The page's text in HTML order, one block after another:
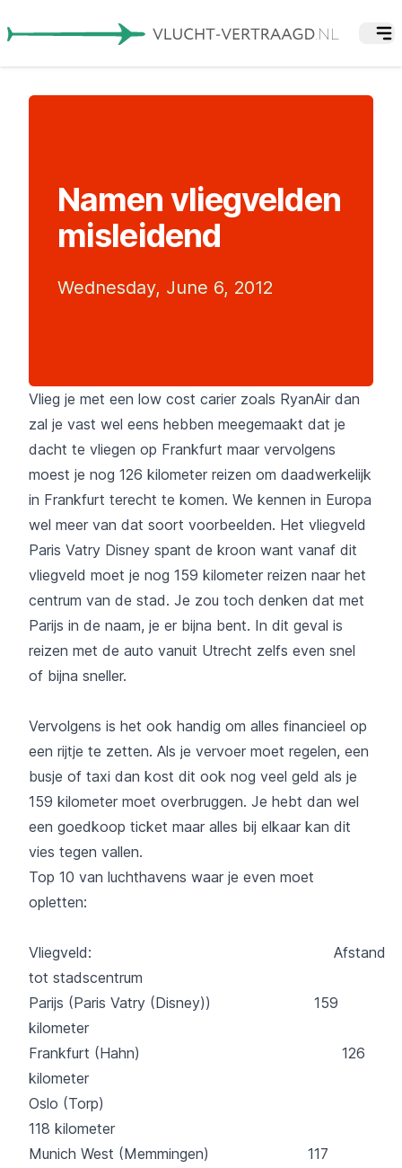
Namen vliegvelden
misleidend
Wednesday, June 6, 2012
Vlieg je met een low cost carier zoals RyanAir dan
zal je vast wel eens hebben meegemaakt dat je
dacht te vliegen op Frankfurt maar vervolgens
moest je nog 126 kilometer reizen om daadwerkelijk
in Frankfurt terecht te komen. We kennen in Europa
wel meer van dat soort voorbeelden. Het vliegveld
Paris Vatry Disney spant de kroon want vanaf dit
vliegveld moet je nog 159 kilometer reizen naar het
centrum van de stad. Je zou toch denken dat met
Parijs in de naam, je er bijna bent. In dit geval is
reizen met de auto vanuit Utrecht zelfs even snel
of bijna sneller.
Vervolgens is het ook handig om alles financieel op
een rijtje te zetten. Als je vervoer moet regelen, een
busje of taxi dan kost dit ook nog veel geld als je
159 kilometer moet overbruggen. Je hebt dan wel
een goedkoop ticket maar alles bij elkaar kan dit
vies tegen vallen.
Top 10 van luchthavens waar je even moet
opletten:
Vliegveld: Afstand
tot stadscentrum
Parijs (Paris Vatry (Disney)) 159
kilometer
Frankfurt (Hahn) 126
kilometer
Oslo (Torp)
118 kilometer
Munich West (Memmingen) 117